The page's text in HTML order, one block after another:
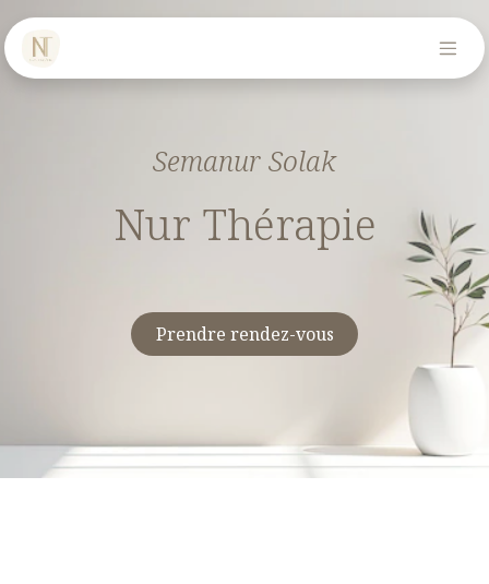
Se rendre au contenu
Semanur Solak
Nur Thérapie
Prendre rendez-vo​​​​us